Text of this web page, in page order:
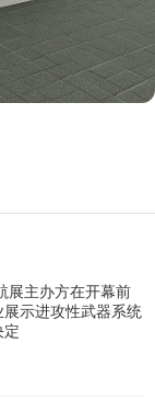
展主办方在开幕前
示进攻性武器系统